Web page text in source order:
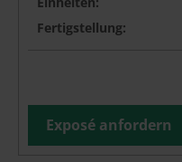
Fertigstellung:
Exposé anfordern